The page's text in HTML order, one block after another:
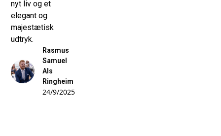
nyt liv og et
elegant og
majestætisk
udtryk.
Rasmus
Samuel
Als
Ringheim
24/9/2025